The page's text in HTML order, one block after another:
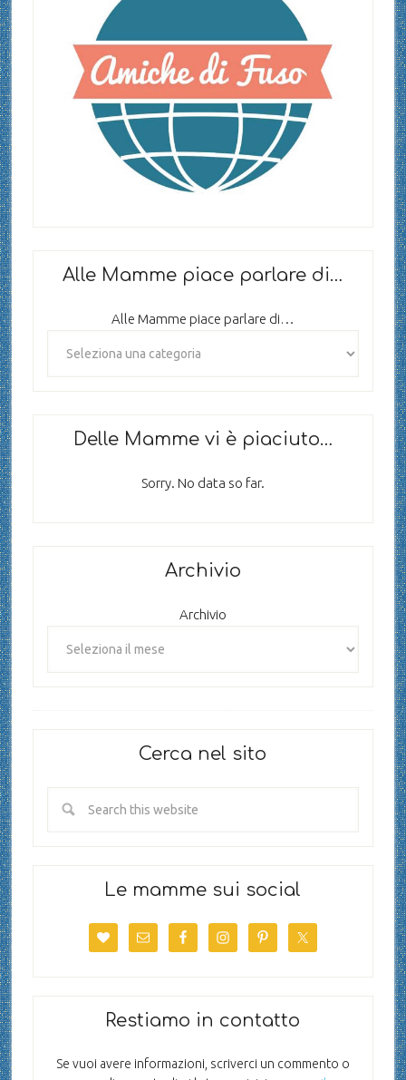
Alle Mamme piace parlare di…
Alle Mamme piace parlare di…
Delle Mamme vi è piaciuto…
Sorry. No data so far.
Archivio
Archivio
Cerca nel sito
Le mamme sui social
Restiamo in contatto
Se vuoi avere informazioni, scriverci un commento o